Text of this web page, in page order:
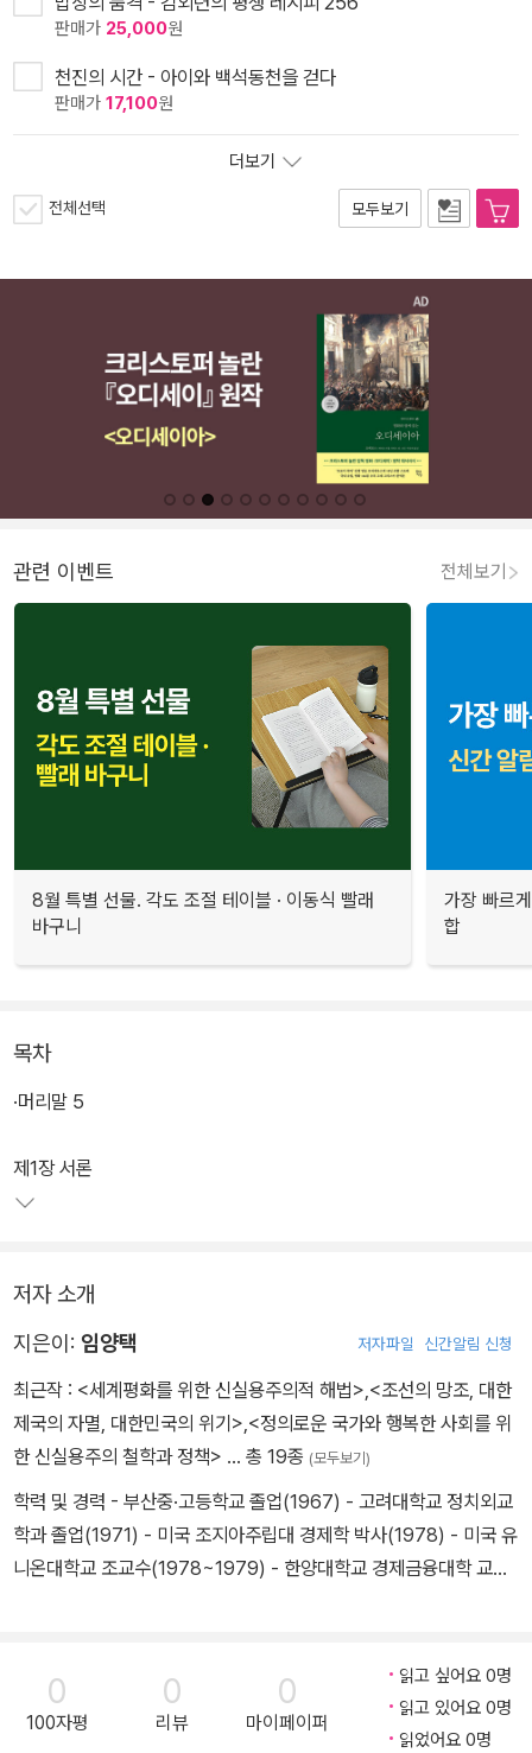
판매가 25,000원
천진의 시간 - 아이와 백석동천을 걷다
판매가 17,100원
더보기
전체선택 모두보기
관련 이벤트 전체보기
8월 특별 선물. 각도 조절 테이블 · 이동식 빨래
바구니
가장 빠르
합
목차
·머리말 5
제1장 서론
저자 소개
지은이: 임양택 저자파일 신간알림 신청
최근작 : <세계평화를 위한 신실용주의적 해법>,<조선의 망조, 대한
제국의 자멸, 대한민국의 위기>,<정의로운 국가와 행복한 사회를 위
한 신실용주의 철학과 정책> … 총 19종 (모두보기)
학력 및 경력 - 부산중·고등학교 졸업(1967) - 고려대학교 정치외교
학과 졸업(1971) - 미국 조지아주립대 경제학 박사(1978) - 미국 유
니온대학교 조교수(1978~1979) - 한양대학교 경제금융대학 교수
8. 12.~2014. 10. 29.) - (사)아시아평화경제연구원 이사장(2012.
8.~현재) - International Journal of Asian Economics의 편집
인(Editor-in-Chief, 2010. 3.~현재) - 미국 Oklahoma 州의 명예
0
100자평
0
리뷰
0
마이페이퍼
읽고 싶어요 0명
읽고 있어요 0명
읽었어요 0명